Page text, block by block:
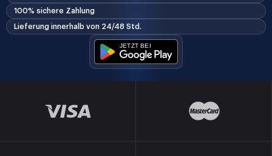
100% sichere Zahlung
Lieferung innerhalb von 24/48 Std.